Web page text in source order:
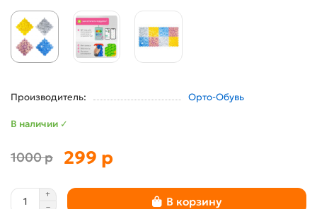
Производитель: Орто-Обувь
В наличии ✓
1000 р 299 р
В корзину